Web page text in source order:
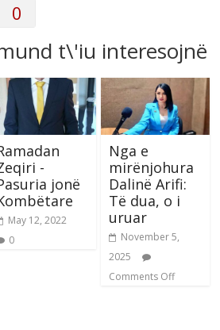
0
t\'iu interesojnë
-
jonë
May 12, 2022
0
Nga e
mirënjohura
Dalinë Arifi:
Të dua, o i
uruar
November 5,
2025
Comments Off